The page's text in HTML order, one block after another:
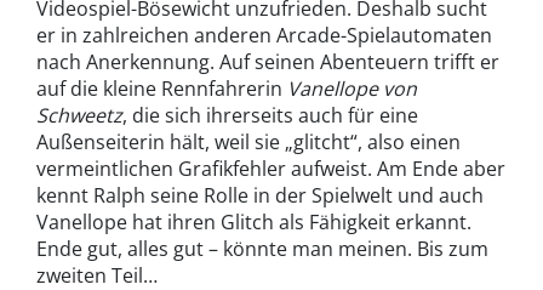
Videospiel-Bösewicht unzufrieden. Deshalb sucht
er in zahlreichen anderen Arcade-Spielautomaten
nach Anerkennung. Auf seinen Abenteuern trifft er
auf die kleine Rennfahrerin Vanellope von
Schweetz, die sich ihrerseits auch für eine
Außenseiterin hält, weil sie „glitcht“, also einen
vermeintlichen Grafikfehler aufweist. Am Ende aber
kennt Ralph seine Rolle in der Spielwelt und auch
Vanellope hat ihren Glitch als Fähigkeit erkannt.
Ende gut, alles gut – könnte man meinen. Bis zum
zweiten Teil…